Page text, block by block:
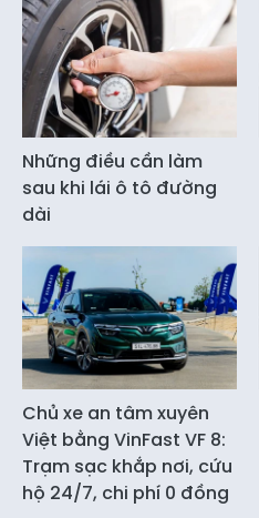
Những điều cần làm
sau khi lái ô tô đường
dài
Chủ xe an tâm xuyên
Việt bằng VinFast VF 8:
Trạm sạc khắp nơi, cứu
hộ 24/7, chi phí 0 đồng